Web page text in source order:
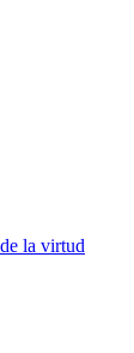
la virtud